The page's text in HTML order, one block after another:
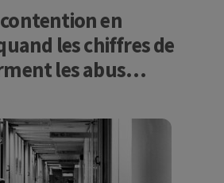
en
les chiffres de
les abus